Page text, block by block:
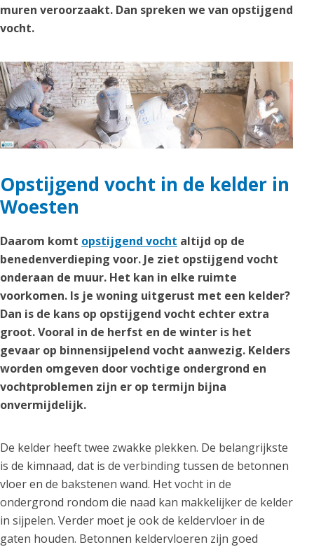
muren veroorzaakt. Dan spreken we van opstijgend
vocht.
Opstijgend vocht in de kelder in
Woesten
Daarom komt opstijgend vocht altijd op de
benedenverdieping voor. Je ziet opstijgend vocht
onderaan de muur. Het kan in elke ruimte
voorkomen. Is je woning uitgerust met een kelder?
Dan is de kans op opstijgend vocht echter extra
groot. Vooral in de herfst en de winter is het
gevaar op binnensijpelend vocht aanwezig. Kelders
worden omgeven door vochtige ondergrond en
vochtproblemen zijn er op termijn bijna
onvermijdelijk.
De kelder heeft twee zwakke plekken. De belangrijkste
is de kimnaad, dat is de verbinding tussen de betonnen
vloer en de bakstenen wand. Het vocht in de
ondergrond rondom die naad kan makkelijker de kelder
in sijpelen. Verder moet je ook de keldervloer in de
gaten houden. Betonnen keldervloeren zijn goed